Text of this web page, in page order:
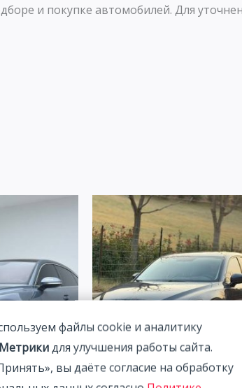
и покупке автомобилей. Для
файлы cookie и аналитику
для улучшения работы сайта.
вы даёте согласие на обработку